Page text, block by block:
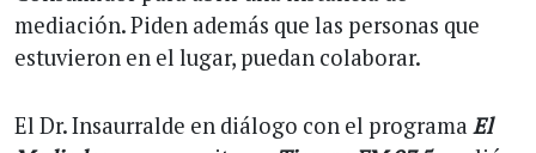
mediación. Piden además que las personas que
estuvieron en el lugar, puedan colaborar.
El Dr. Insaurralde en diálogo con el programa El